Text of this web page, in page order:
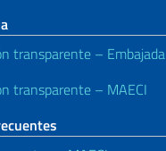
transparente – Embajada
transparente – MAECI